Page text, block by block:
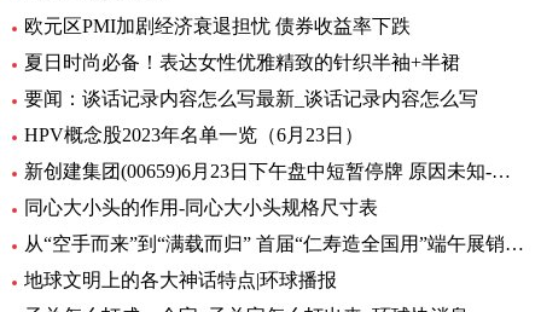
欧元区PMI加剧经济衰退担忧 债券收益率下跌
夏日时尚必备！表达女性优雅精致的针织半袖+半裙
要闻：谈话记录内容怎么写最新_谈话记录内容怎么写
HPV概念股2023年名单一览（6月23日）
新创建集团(00659)6月23日下午盘中短暂停牌 原因未知-环球热闻
同心大小头的作用-同心大小头规格尺寸表
从“空手而来”到“满载而归” 首届“仁寿造全国用”端午展销会开幕_全球观天下
地球文明上的各大神话特点|环球播报